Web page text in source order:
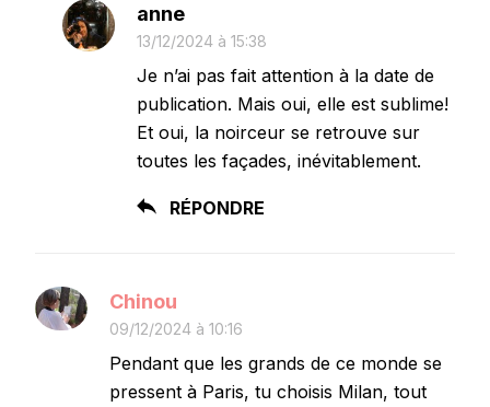
anne
13/12/2024 à 15:38
Je n’ai pas fait attention à la date de
publication. Mais oui, elle est sublime!
Et oui, la noirceur se retrouve sur
toutes les façades, inévitablement.
RÉPONDRE
Chinou
09/12/2024 à 10:16
Pendant que les grands de ce monde se
pressent à Paris, tu choisis Milan, tout